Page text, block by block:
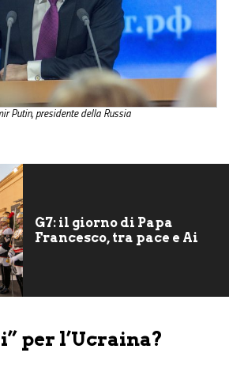
Putin, presidente della Russia
G7: il giorno di Papa
Francesco, tra pace e Ai
per l’Ucraina?